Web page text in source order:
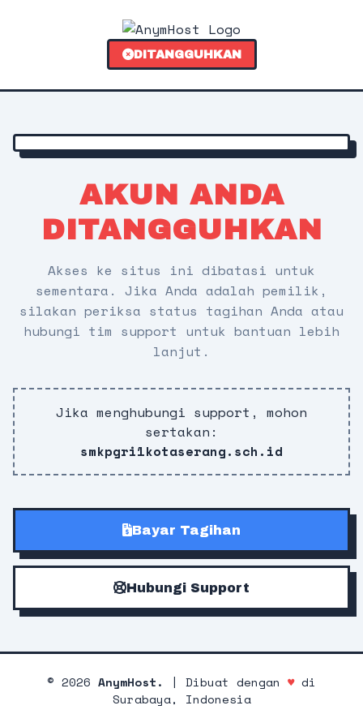
DITANGGUHKAN
AKUN ANDA
DITANGGUHKAN
Akses ke situs ini dibatasi untuk
sementara. Jika Anda adalah pemilik,
silakan periksa status tagihan Anda atau
hubungi tim support untuk bantuan lebih
lanjut.
Jika menghubungi support, mohon
sertakan:
smkpgri1kotaserang.sch.id
Bayar Tagihan
Hubungi Support
© 2026 AnymHost. | Dibuat dengan ♥di
Surabaya, Indonesia